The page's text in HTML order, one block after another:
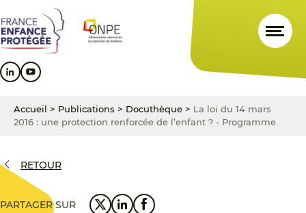
au
contenu
principal
au
menu
principal
au
pied
de
Accueil > Publications > Docuthèque > La loi du 14 mars
2016 : une protection renforcée de l’enfant ? - Programme
RETOUR
PARTAGER SUR